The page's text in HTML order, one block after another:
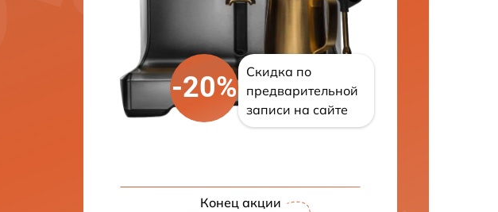
-20%
Скидка по
предварительной
записи на сайте
Конец акции